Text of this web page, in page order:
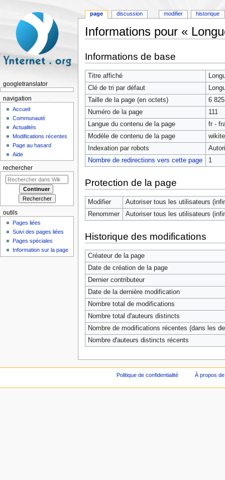
Informations pour «
Informations de base
Titre affiché
Clé de tri par défaut
Taille de la page (en octets)
6 825
Numéro de la page
111
Langue du contenu de la page
fr -
Modèle de contenu de la page
Indexation par robots
Nombre de redirections vers cette page
1
Protection de la page
Modifier
Autoriser tous les utilisateurs
Renommer
Autoriser tous les utilisateurs
Historique des modifications
Créateur de la page
Date de création de la page
Dernier contributeur
Date de la dernière modification
Nombre total de modifications
Nombre total d'auteurs distincts
Nombre de modifications récentes (dans les
Nombre d'auteurs distincts récents
page discussion modifier historique
googletranslator
navigation
Accueil
Communauté
Actualités
Modifications récentes
Page au hasard
Aide
rechercher
outils
Pages liées
Suivi des pages liées
Pages spéciales
Information sur la page
Politique de confidentialité À propos